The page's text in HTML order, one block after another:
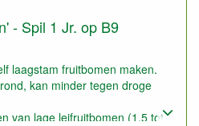
- Spil 1 Jr. op B9
laagstam fruitbomen maken.
kan minder tegen droge
van lage leifruitbomen (1,5 tot